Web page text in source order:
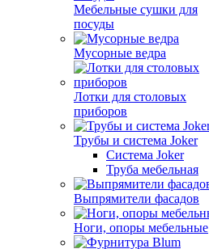
Мебельные сушки для
посуды
Мусорные ведра
Лотки для столовых
приборов
Трубы и система Joker
Система Joker
Труба мебельная
Выпрямители фасадов
Ноги, опоры мебельные